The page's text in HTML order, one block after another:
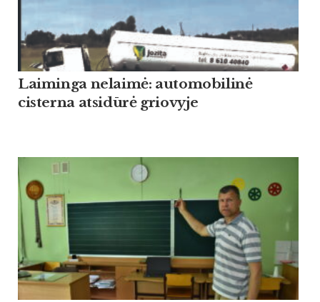
Laiminga nelaimė: automobilinė
cisterna atsidūrė griovyje